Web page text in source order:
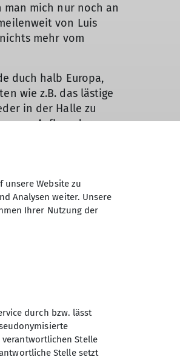
mich nur noch an
von Luis
mehr vom
duch halb Europa,
wie z.B. das lästige
in der Halle zu
am Aufbau der
Schrauben an.
Breitensport
weiter, damit jede
Universitäts -
München des
Website zu
Analysen weiter. Unsere
Ihrer Nutzung der
durch bzw. lässt
Stelle
Stelle setzt